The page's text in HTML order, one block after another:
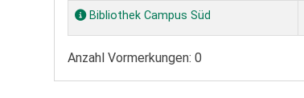
Exemplare
Bibliothek Campus Süd
Anzahl Vormerkungen: 0